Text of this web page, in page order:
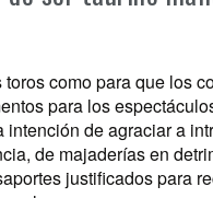
como para que los
para los
de agraciar a
de majaderías en
justificados para